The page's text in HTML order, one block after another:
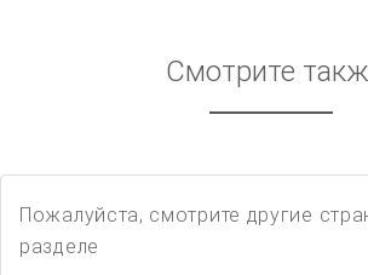
Смотрите
Пожалуйста, смотрите другие
разделе